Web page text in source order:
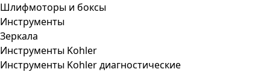
Шлифмоторы и боксы
Инструменты
Зеркала
Инструменты Kohler
Инструменты Kohler диагностические